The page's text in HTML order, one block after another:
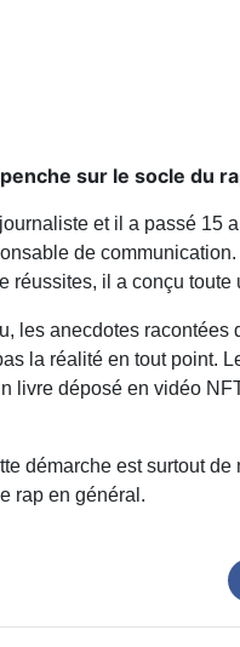
sur le socle du
et il a passé 15
de
réussites, il a conçu toute
les anecdotes
la réalité en tout point.
livre déposé en vidéo
démarche est surtout
rap en général.